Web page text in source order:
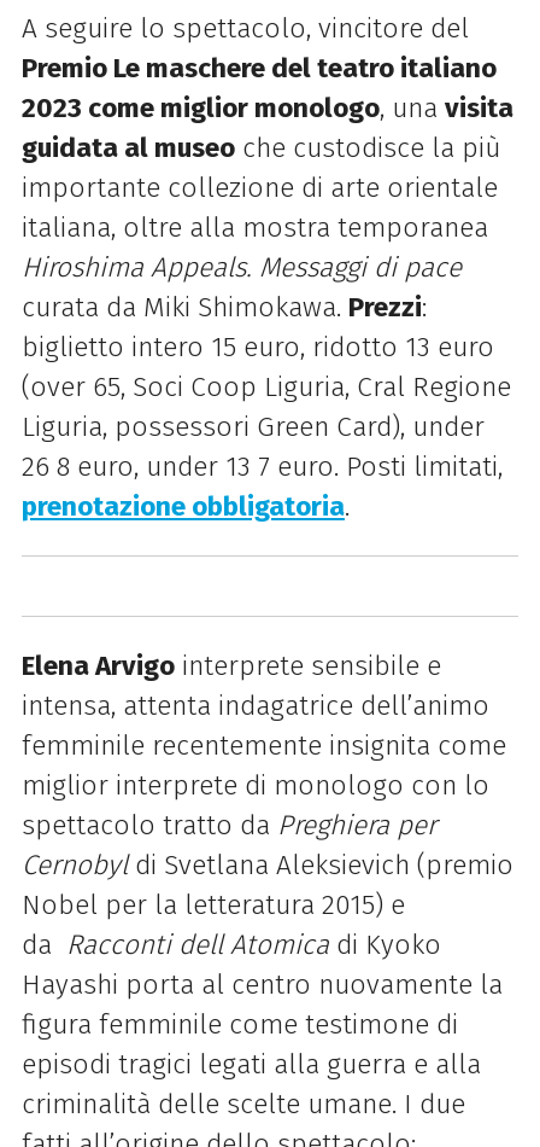
A seguire lo spettacolo, vincitore del
Premio Le maschere del teatro italiano
2023 come miglior monologo, una visita
guidata al museoche custodisce la più
importante collezione di arte orientale
italiana, oltre alla mostra temporanea
Hiroshima Appeals. Messaggi di pace
curata da Miki Shimokawa. Prezzi:
biglietto intero 15 euro, ridotto 13 euro
(over 65, Soci Coop Liguria, Cral Regione
Liguria, possessori Green Card), under
26 8 euro, under 13 7 euro. Posti limitati,
prenotazione obbligatoria.
Elena Arvigointerprete sensibile e
intensa, attenta indagatrice dell’animo
femminile recentemente insignita come
miglior interprete di monologo con lo
spettacolo tratto da Preghiera per
Cernobyldi Svetlana Aleksievich (premio
Nobel per la letteratura 2015) e
da Racconti dell Atomicadi Kyoko
Hayashi porta al centro nuovamente la
figura femminile come testimone di
episodi tragici legati alla guerra e alla
criminalità delle scelte umane. I due